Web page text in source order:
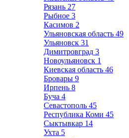
Рязань 27
Рыбное 3
Касимов 2
Ульяновская область 49
Ульяновск 31
Димитровград 3
Новоульяновск 1
Киевская область 46
Бровары 9
Ирпень 8
Буча 4
Севастополь 45
Республика Коми 45
Сыктывкар 14
Ухта 5